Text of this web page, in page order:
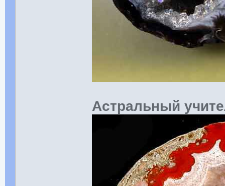
Астральный